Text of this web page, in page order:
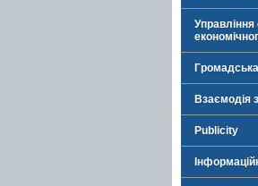
Управління
Взаємодія
Publicity